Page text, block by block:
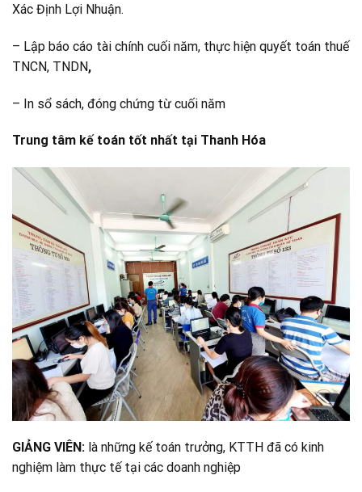
Xác Định Lợi Nhuận.
– Lập báo cáo tài chính cuối năm, thực hiện quyết toán thuế
TNCN, TNDN,
– In sổ sách, đóng chứng từ cuối năm
Trung tâm kế toán tốt nhất tại Thanh Hóa
GIẢNG VIÊN: là những kế toán trưởng, KTTH đã có kinh
nghiệm làm thực tế tại các doanh nghiệp